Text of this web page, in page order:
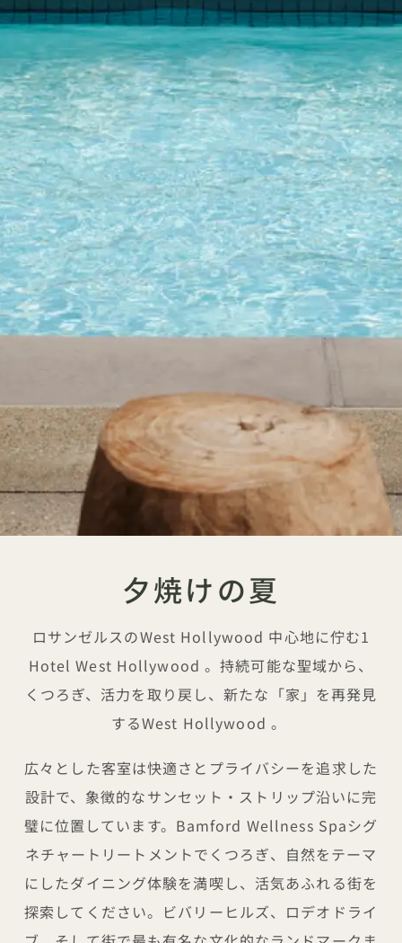
夕焼けの夏
ロサンゼルスのWest Hollywood 中心地に佇む1
Hotel West Hollywood 。持続可能な聖域から、
くつろぎ、活力を取り戻し、新たな「家」を再発見
するWest Hollywood 。
広々とした客室は快適さとプライバシーを追求した
設計で、象徴的なサンセット・ストリップ沿いに完
璧に位置しています。Bamford Wellness Spaシグ
ネチャートリートメントでくつろぎ、自然をテーマ
にしたダイニング体験を満喫し、活気あふれる街を
探索してください。ビバリーヒルズ、ロデオドライ